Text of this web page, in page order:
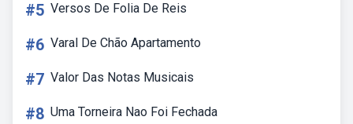
#5 Versos De Folia De Reis
#6 Varal De Chão Apartamento
#7 Valor Das Notas Musicais
#8 Uma Torneira Nao Foi Fechada